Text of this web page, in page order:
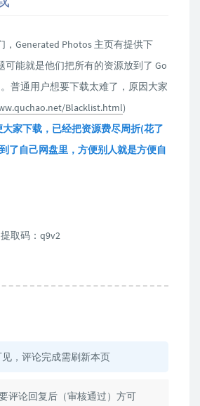
，Generated Photos 主页有提供下
可能就是他们把所有的资源放到了 Go
普通用户想要下载太难了，原因大家
Blacklist.html)
家下载，已经把资源费尽周折(花了
了自己网盘里，方便别人就是方便自
提取码：q9v2
，评论完成需刷新本页
评论回复后（审核通过）方可